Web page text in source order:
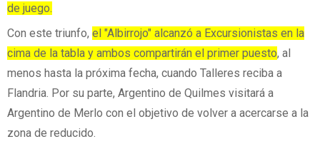
de juego.
Con este triunfo, el "Albirrojo" alcanzó a Excursionistas en la
cima de la tabla y ambos compartirán el primer puesto, al
menos hasta la próxima fecha, cuando Talleres reciba a
Flandria. Por su parte, Argentino de Quilmes visitará a
Argentino de Merlo con el objetivo de volver a acercarse a la
zona de reducido.